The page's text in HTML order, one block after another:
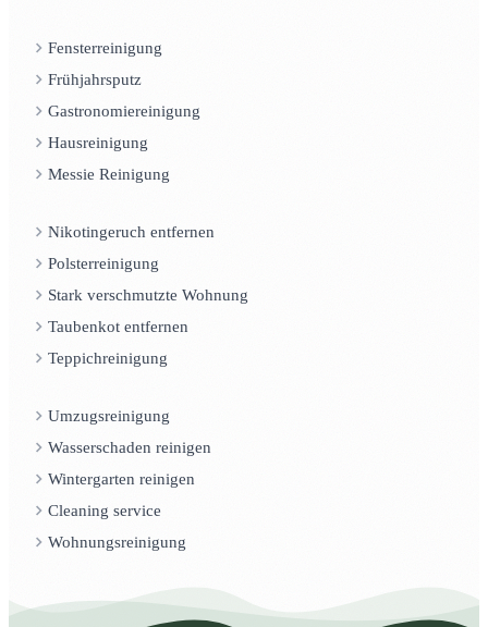
Fensterreinigung
Frühjahrsputz
Gastronomiereinigung
Hausreinigung
Messie Reinigung
Nikotingeruch entfernen
Polsterreinigung
Stark verschmutzte Wohnung
Taubenkot entfernen
Teppichreinigung
Umzugsreinigung
Wasserschaden reinigen
Wintergarten reinigen
Cleaning service
Wohnungsreinigung